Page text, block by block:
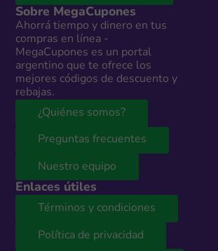
Sobre MegaCupones
Ahorrá tiempo y dinero en tus
compras en línea -
MegaCupones es un portal
argentino que te ofrece los
mejores códigos de descuento y
rebajas.
¿Quiénes somos?
Preguntas frecuentes
Nuestro equipo
Enlaces útiles
Términos y condiciones
Política de privacidad